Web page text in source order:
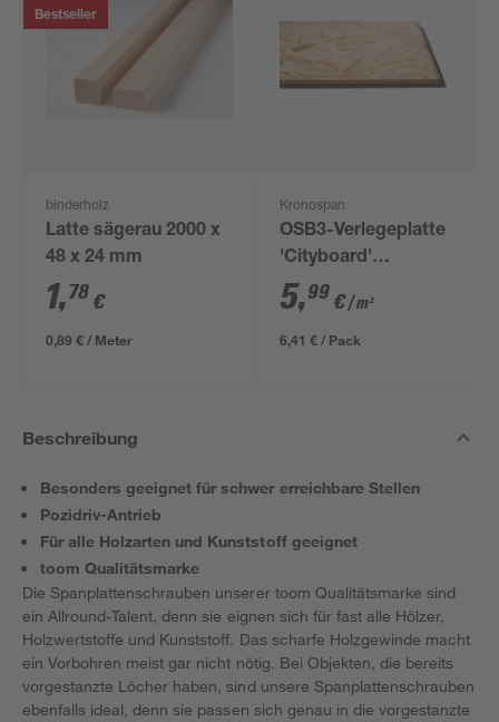
Bestseller
binderholz
Latte sägerau 2000 x
48 x 24 mm
1,78 €
0,89 € / Meter
Kronospan
OSB3-Verlegeplatte
'Cityboard'
ungeschliffen 1690 x
634 x 12 mm
5,99 €/ m²
6,41 € / Pack
Beschreibung
Besonders geeignet für schwer erreichbare Stellen
Pozidriv-Antrieb
Für alle Holzarten und Kunststoff geeignet
toom Qualitätsmarke
Die Spanplattenschrauben unserer toom Qualitätsmarke sind
ein Allround-Talent, denn sie eignen sich für fast alle Hölzer,
Holzwertstoffe und Kunststoff. Das scharfe Holzgewinde macht
ein Vorbohren meist gar nicht nötig. Bei Objekten, die bereits
vorgestanzte Löcher haben, sind unsere Spanplattenschrauben
ebenfalls ideal, denn sie passen sich genau in die vorgestanzte